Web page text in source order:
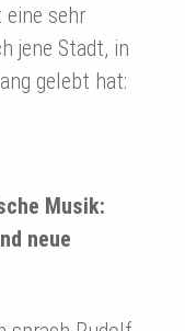
eine sehr
jene Stadt, in
gelebt hat:
Musik:
neue